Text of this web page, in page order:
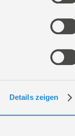
Details zeigen